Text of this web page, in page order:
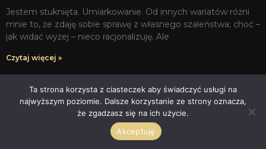
Jestem stuknięta. Umiarkowanie. Od innych wariatów różni
mnie to, że zdaję sobie sprawę z własnego szaleństwa; choć –
jak widać wyżej – nieco racjonalizuję. Ale
Czytaj więcej »
Ta strona korzysta z ciasteczek aby świadczyć usługi na
najwyższym poziomie. Dalsze korzystanie ze strony oznacza,
że zgadzasz się na ich użycie.
Akceptuję